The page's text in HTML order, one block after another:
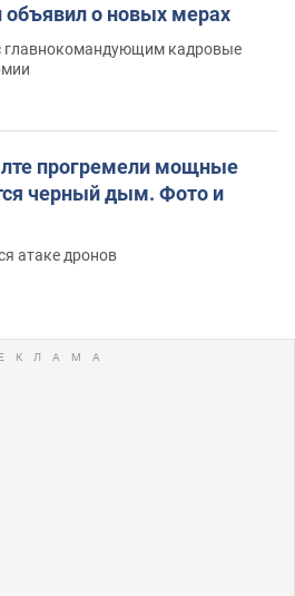
объявил о новых мерах
главнокомандующим кадровые
прогремели мощные
черный дым. Фото и
атаке дронов